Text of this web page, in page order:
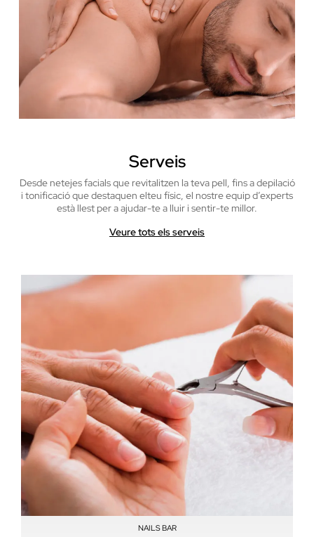
Serveis
Desde netejes facials que revitalitzen la teva pell, fins a depilació
i tonificació que destaquen elteu físic, el nostre equip d’experts
està llest per a ajudar-te a lluir i sentir-te millor.
Veure tots els serveis
NAILS BAR